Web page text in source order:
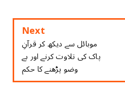
Next
موبائل سے دیکھ کر قرآنِ
پاک کی تلاوت کرنے اور بے
وضو پڑھنے کا حکم